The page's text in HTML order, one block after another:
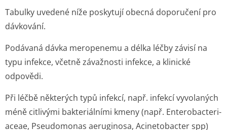
Tabulky uvedené níže poskytují obecná doporučení pro
dávkování.
Podávaná dávka meropenemu a délka léčby závisí na
typu infekce, včetně závažnosti infekce, a klinické
odpovědi.
Při léčbě některých typů infekcí, např. infekcí vyvolaných
méně citlivými bakteriálními kmeny (např. Enterobacteri­
aceae, Pseudomonas aeruginosa, Acinetobacter spp)